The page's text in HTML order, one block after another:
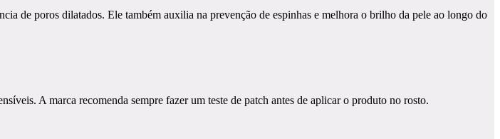
de poros dilatados. Ele também auxilia na prevenção de espinhas e melhora o brilho da pele ao longo do
A marca recomenda sempre fazer um teste de patch antes de aplicar o produto no rosto.